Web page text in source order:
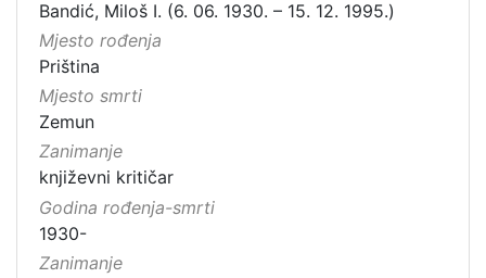
Bandić, Miloš I. (6. 06. 1930. – 15. 12. 1995.)
Mjesto rođenja
Priština
Mjesto smrti
Zemun
Zanimanje
književni kritičar
Godina rođenja-smrti
1930-
Zanimanje